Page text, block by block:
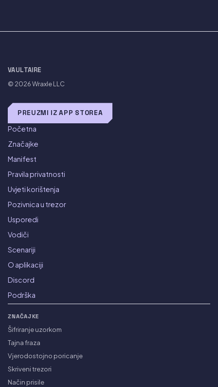
VAULTAIRE
© 2026Wraxle LLC
PREUZMI IZ APP STOREA
Početna
Značajke
Manifest
Pravila privatnosti
Uvjeti korištenja
Pozivnica u trezor
Usporedi
Vodiči
Scenariji
O aplikaciji
Discord
Podrška
ZNAČAJKE
Šifriranje uzorkom
Tajna fraza
Vjerodostojno poricanje
Skriveni trezori
Način prisile